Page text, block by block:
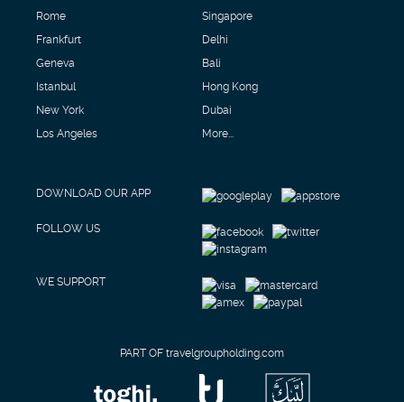
Rome
Frankfurt
Geneva
Istanbul
New York
Los Angeles
Singapore
Delhi
Bali
Hong Kong
Dubai
More...
DOWNLOAD OUR APP
FOLLOW US
WE SUPPORT
PART OF travelgroupholding.com